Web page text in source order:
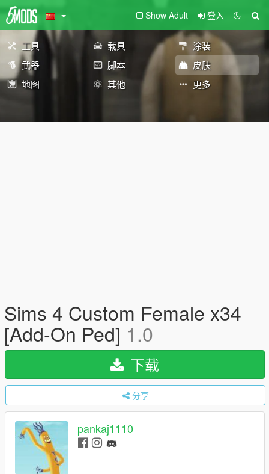
Show Adult 登入
工具 载具
涂装
武器
脚本
皮肤
地图
其他 更多
Sims 4 Custom Female x34
[Add-On Ped] 1.0
下载
分享
pankaj1110